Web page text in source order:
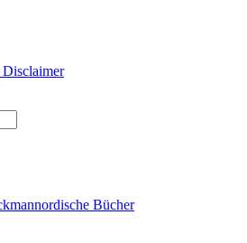
nordische Bücher